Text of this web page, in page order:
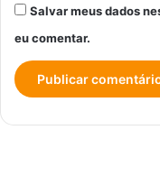
Salvar meus dados
eu comentar.